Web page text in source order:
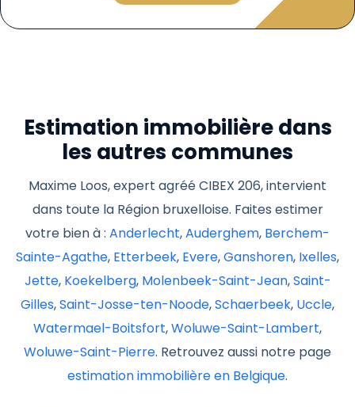
Estimation immobilière dans
les autres communes
Maxime Loos, expert agréé CIBEX 206, intervient
dans toute la Région bruxelloise. Faites estimer
votre bien à : Anderlecht,Auderghem, Berchem-
Sainte-Agathe, Etterbeek, Evere,Ganshoren, Ixelles,
Jette, Koekelberg, Molenbeek-Saint-Jean,Saint-
Gilles,Saint-Josse-ten-Noode,Schaerbeek, Uccle,
Watermael-Boitsfort,Woluwe-Saint-Lambert,
Woluwe-Saint-Pierre. Retrouvez aussi notre page
estimation immobilière en Belgique.